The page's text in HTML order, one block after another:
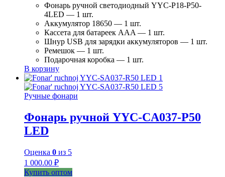
Фонарь ручной светодиодный YYC-Р18-Р50-
4LED — 1 шт.
Аккумулятор 18650 — 1 шт.
Кассета для батареек AAA — 1 шт.
Шнур USB для зарядки аккумуляторов — 1 шт.
Ремешок — 1 шт.
Подарочная коробка — 1 шт.
В корзину
Ручные фонари
Фонарь ручной YYC-CA037-P50
LED
Оценка 0 из 5
1 000.00 ₽
Купить оптом